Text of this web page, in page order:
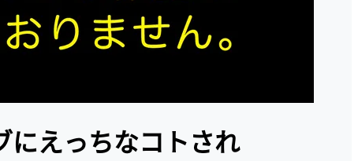
にえっちなコトされ